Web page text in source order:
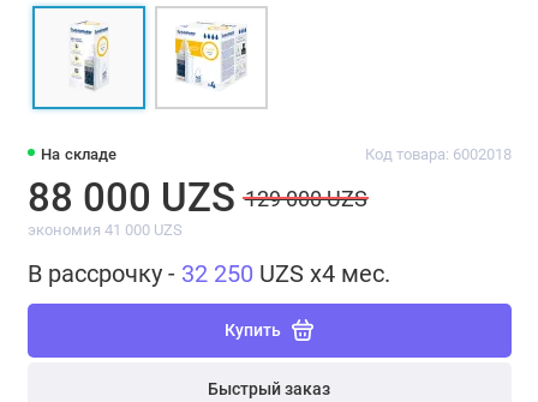
На складе Код товара: 6002018
88 000 UZS 129 000 UZS
экономия 41 000 UZS
В рассрочку - 32 250 UZS x4 мес.
Купить
Быстрый заказ